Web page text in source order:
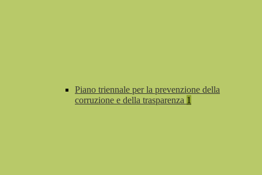
Piano triennale per la prevenzione della
corruzione e della trasparenza 1